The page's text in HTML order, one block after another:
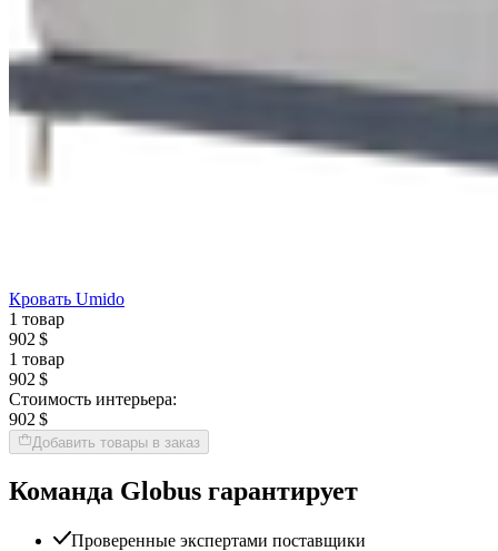
Кровать Umido
1 товар
902 $
1 товар
902 $
Стоимость интерьера:
902 $
Добавить товары в заказ
Команда Globus гарантирует
Проверенные экспертами поставщики